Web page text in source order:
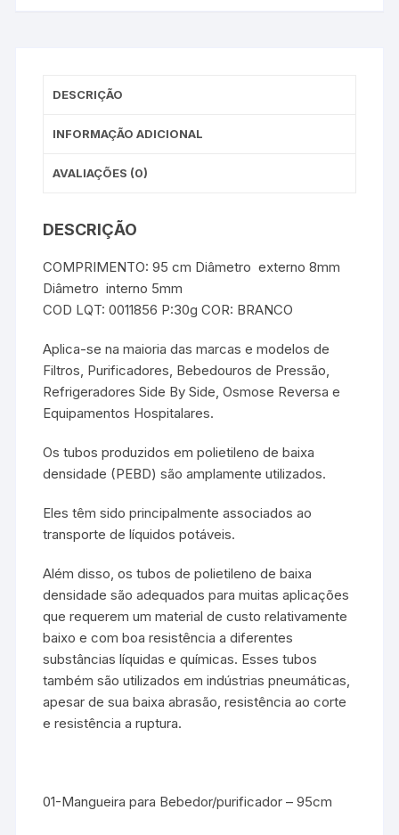
DESCRIÇÃO
INFORMAÇÃO ADICIONAL
AVALIAÇÕES (0)
DESCRIÇÃO
COMPRIMENTO: 95 cm Diâmetro externo 8mm
Diâmetro interno 5mm
COD LQT: 0011856 P:30g COR: BRANCO
Aplica-se na maioria das marcas e modelos de
Filtros, Purificadores, Bebedouros de Pressão,
Refrigeradores Side By Side, Osmose Reversa e
Equipamentos Hospitalares.
Os tubos produzidos em polietileno de baixa
densidade (PEBD) são amplamente utilizados.
Eles têm sido principalmente associados ao
transporte de líquidos potáveis.
Além disso, os tubos de polietileno de baixa
densidade são adequados para muitas aplicações
que requerem um material de custo relativamente
baixo e com boa resistência a diferentes
substâncias líquidas e químicas. Esses tubos
também são utilizados em indústrias pneumáticas,
apesar de sua baixa abrasão, resistência ao corte
e resistência a ruptura.
01-Mangueira para Bebedor/purificador – 95cm